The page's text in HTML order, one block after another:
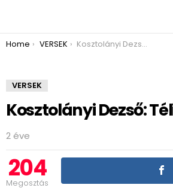
You are here:
Home VERSEK Kosztolányi Dezső: Téli alkony
VERSEK
Kosztolányi Dezső:
2 éve
204
Megosztás